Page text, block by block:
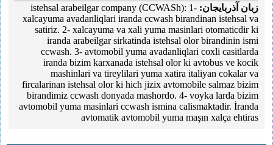
زبان آذربایجان:istehsal arabeilgar company (CCWASh): 1-
xalcayuma avadanliqlari iranda ccwash birandinan istehsal va
satiriz. 2- xalcayuma va xali yuma masinlari otomaticdir ki
iranda arabeilgar sirkatinda istehsal olor birandinin ismi
ccwash. 3- avtomobil yuma avadanliqlari coxli casitlarda
iranda bizim karxanada istehsal olor ki avtobus ve kocik
mashinlari va tireylilari yuma xatira italiyan cokalar va
fircalarinan istehsal olor ki hich jizix avtomobile salmaz bizim
birandimiz ccwash donyada mashordo. 4- voyka larda bizim
avtomobil yuma masinlari ccwash ismina calismaktadir. İranda
avtomatik avtomobil yuma maşın xalça ehtiras